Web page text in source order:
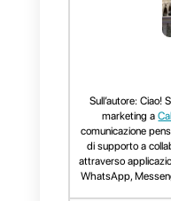
dei
quelli